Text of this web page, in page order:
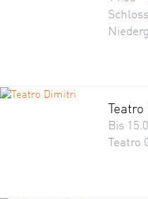
Bis
Teatro